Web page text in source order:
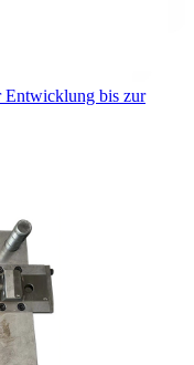
Entwicklung bis zur